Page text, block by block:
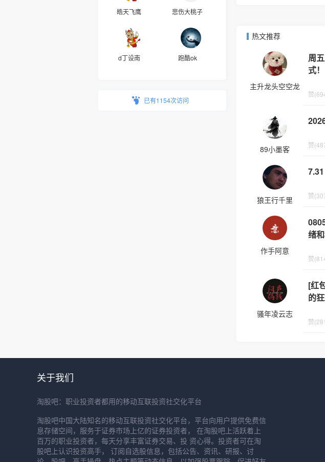
皓天飞鹰 悲伤大桃子
d丁设南 跑酷ok
已有1154次访问
热文推荐
主升龙头空空龙
周
式！
赞
89小墨客 赞
狼王行千里 赞
作手阿意
绪
赞
骚年凌云志
[红
的狂
赞
关于我们
淘股吧：职业投资者都用的移动互联投资社交化平台
淘股吧中国大陆知名的移动互联投资社交化平台，平台向用户提供免费信
息存储空间，服务于证券市场上亿的证券投资者， 在淘股吧上活跃着上
百万的职业投资者，每天分享丰富证券交易、投 资心得。投资者可在淘
股吧上认识投资高手， 订阅自选股信息，包括公告、资讯、研报、讨